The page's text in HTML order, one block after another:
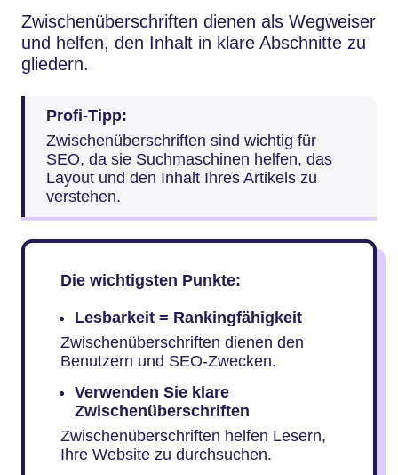
Zwischenüberschriften dienen als Wegweiser
und helfen, den Inhalt in klare Abschnitte zu
gliedern.
Profi-Tipp:
Zwischenüberschriften sind wichtig für
SEO, da sie Suchmaschinen helfen, das
Layout und den Inhalt Ihres Artikels zu
verstehen.
Die wichtigsten Punkte:
Lesbarkeit = Rankingfähigkeit
Zwischenüberschriften dienen den
Benutzern und SEO-Zwecken.
Verwenden Sie klare
Zwischenüberschriften
Zwischenüberschriften helfen Lesern,
Ihre Website zu durchsuchen.